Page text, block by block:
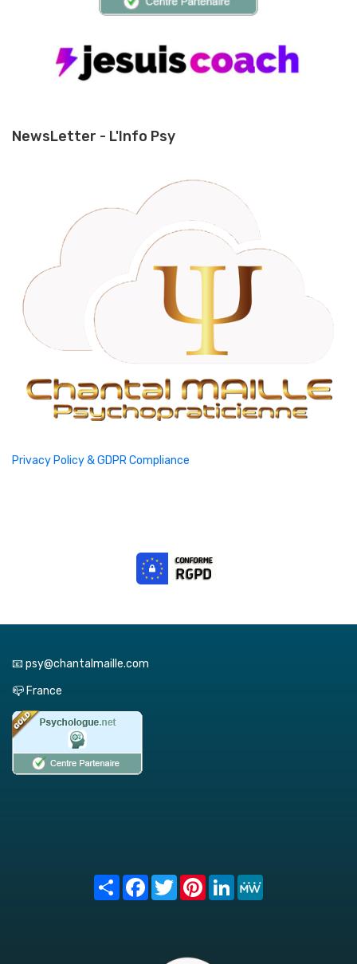
NewsLetter - L'Info Psy
Privacy Policy & GDPR Compliance
📧 psy@chantalmaille.com
📪 France
Share FacebookTwitterPinterest
LinkedIn